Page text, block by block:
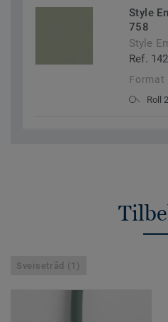
Style
758
Style
Ref.
Format
Roll
Sveisetråd (1)